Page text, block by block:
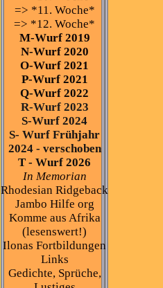
=> *11. Woche*
=> *12. Woche*
M-Wurf 2019
N-Wurf 2020
O-Wurf 2021
P-Wurf 2021
Q-Wurf 2022
R-Wurf 2023
S-Wurf 2024
S- Wurf Frühjahr
2024 - verschoben
T - Wurf 2026
In Memorian
Rhodesian Ridgeback
Jambo Hilfe org
Komme aus Afrika
(lesenswert!)
Ilonas Fortbildungen
Links
Gedichte, Sprüche,